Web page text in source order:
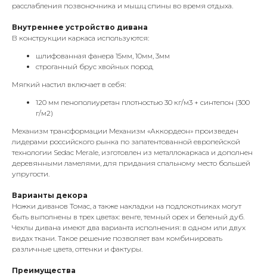
расслабления позвоночника и мышц спины во время отдыха.
Внутреннее устройство дивана
В конструкции каркаса используются:
шлифованная фанера 15мм, 10мм, 3мм
строганный брус хвойных пород
Мягкий настил включает в себя:
120 мм пенополиуретан плотностью 30 кг/м3 + синтепон (300
г/м2)
Механизм трансформации Механизм «Аккордеон» произведен
лидерами российского рынка по запатентованной европейской
технологии Sedac Merale, изготовлен из металлокаркаса и дополнен
деревянными ламелями, для придания спальному место большей
упругости.
Варианты декора
Ножки диванов Томас, а также накладки на подлокотниках могут
быть выполнены в трех цветах: венге, темный орех и беленый дуб.
Чехлы дивана имеют два варианта исполнения: в одном или двух
видах ткани. Такое решение позволяет вам комбинировать
различные цвета, оттенки и фактуры.
Преимущества